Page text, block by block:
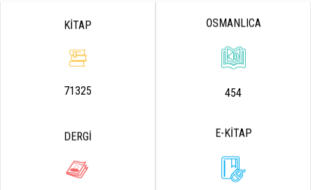
KİTAP
71325
OSMANLICA
454
DERGİ E-KİTAP